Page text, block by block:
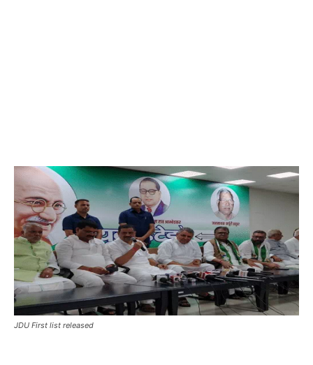
JDU First list released